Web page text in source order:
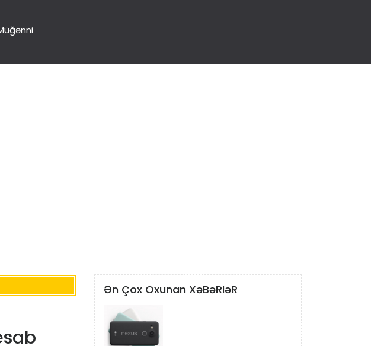
Ən Çox Oxunan XəBəRləR